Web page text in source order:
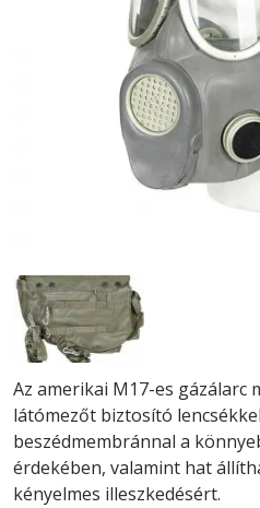
Az amerikai M17-es gázálarc
látómezőt biztosító
beszédmembránnal a
érdekében, valamint hat
kényelmes illeszkedésért.